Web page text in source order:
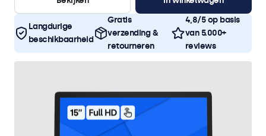
Langdurige
beschikbaarheid
Gratis
verzending &
retourneren
4,8/5 op basis
van 5.000+
reviews